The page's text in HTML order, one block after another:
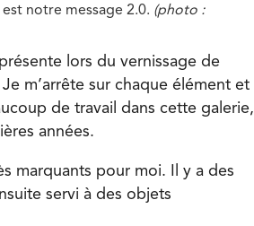
est notre message 2.0. (photo :
lors du vernissage de
m’arrête sur chaque élément et
de travail dans cette galerie,
années.
marquants pour moi. Il y a des
servi à des objets